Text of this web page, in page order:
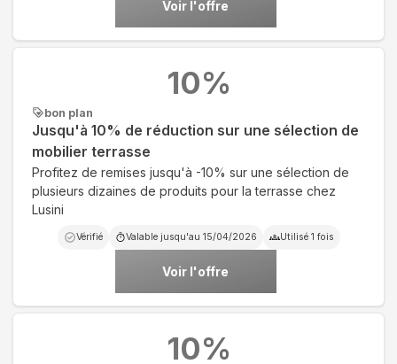
Voir l'offre
bon plan
Jusqu'à 10% de réduction sur une sélection de
mobilier terrasse
Profitez de remises jusqu'à -10% sur une sélection de
plusieurs dizaines de produits pour la terrasse chez
Lusini
Vérifié Valable jusqu'au 15/04/2026 Utilisé 1 fois
Voir l'offre
10%
10%